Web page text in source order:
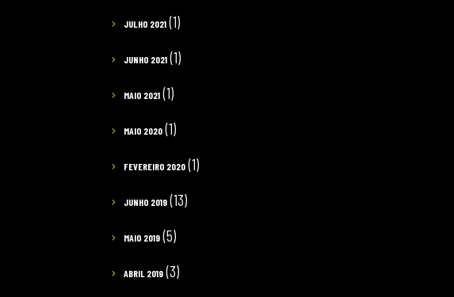
JULHO 2021 (1)
JUNHO 2021 (1)
MAIO 2021 (1)
MAIO 2020 (1)
FEVEREIRO 2020 (1)
JUNHO 2019 (13)
MAIO 2019 (5)
ABRIL 2019 (3)